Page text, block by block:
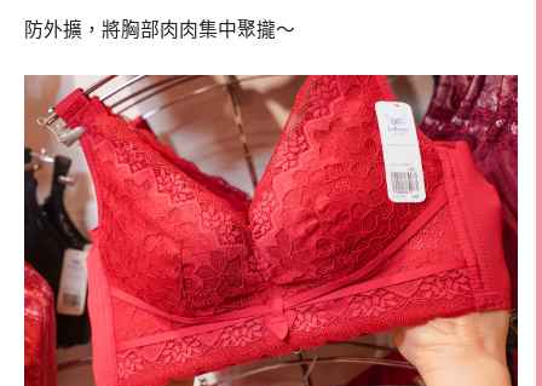
防外擴，將胸部肉肉集中聚攏～